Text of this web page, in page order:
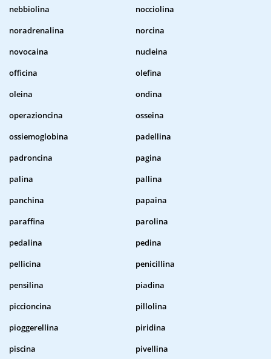
nebbiolina
nocciolina
noradrenalina
norcina
novocaina
nucleina
officina
olefina
oleina
ondina
operazioncina
osseina
ossiemoglobina
padellina
padroncina
pagina
palina
pallina
panchina
papaina
paraffina
parolina
pedalina
pedina
pellicina
penicillina
pensilina
piadina
piccioncina
pillolina
pioggerellina
piridina
piscina
pivellina